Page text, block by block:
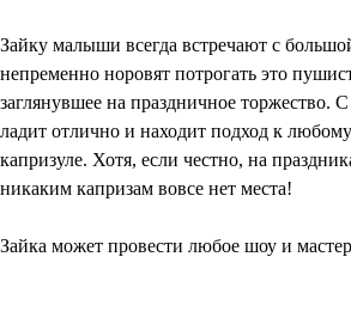
Зайку малыши всегда встречают с
непременно норовят потрогать это
заглянувшее на праздничное торжество.
ладит отлично и находит подход к
капризуле. Хотя, если честно, на
никаким капризам вовсе нет места!
Зайка может провести любое шоу и